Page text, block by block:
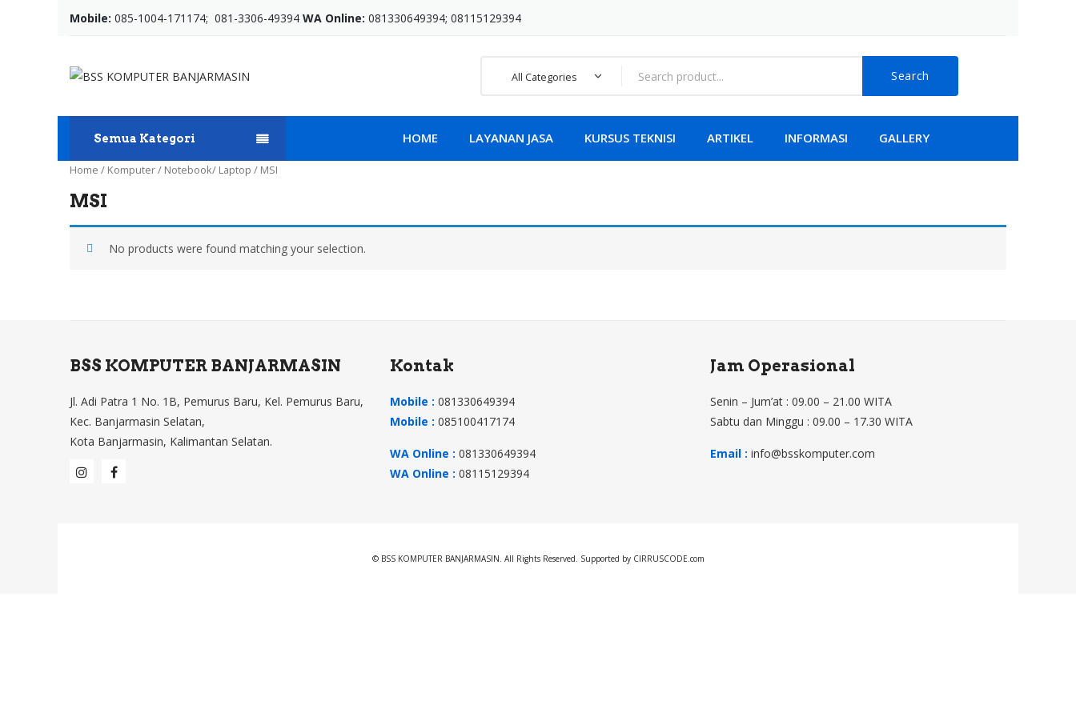
Mobile: 085-1004-171174; 081-3306-49394 WA Online: 081330649394; 08115129394
All Categories Search
Semua Kategori HOME LAYANAN JASA KURSUS TEKNISI ARTIKEL INFORMASI GALLERY
Home / Komputer/ Notebook/ Laptop / MSI
MSI
No products were found matching your selection.
BSS KOMPUTER BANJARMASIN
Jl. Adi Patra 1 No. 1B, Pemurus Baru, Kel. Pemurus Baru,
Kec. Banjarmasin Selatan,
Kota Banjarmasin, Kalimantan Selatan.
Kontak
Mobile : 081330649394
Mobile : 085100417174
WA Online : 081330649394
WA Online : 08115129394
Jam Operasional
Senin – Jum’at : 09.00 – 21.00 WITA
Sabtu dan Minggu : 09.00 – 17.30 WITA
Email : info@bsskomputer.com
© BSS KOMPUTER BANJARMASIN. All Rights Reserved. Supported by CIRRUSCODE.com